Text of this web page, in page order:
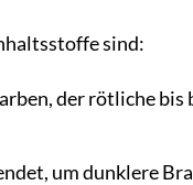
sind:
der rötliche bis
um dunklere